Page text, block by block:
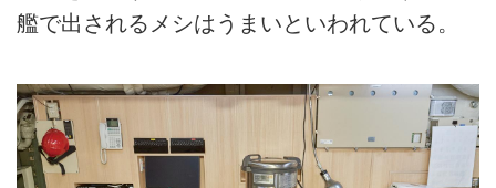
艦で出されるメシはうまいといわれている。